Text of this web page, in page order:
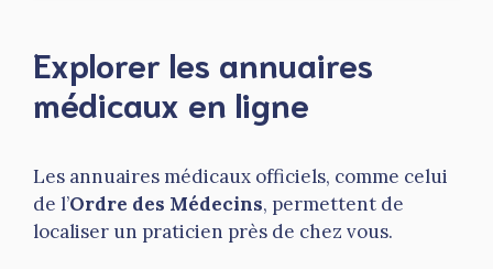
Explorer les annuaires
médicaux en ligne
Les annuaires médicaux officiels, comme celui
de l’Ordre des Médecins, permettent de
localiser un praticien près de chez vous.